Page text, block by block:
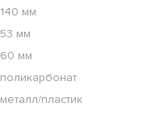
140 мм
53 мм
60 мм
поликарбонат
металл/пластик